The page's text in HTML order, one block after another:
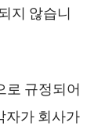
지 않습니
로 규정되어
자가 회사가